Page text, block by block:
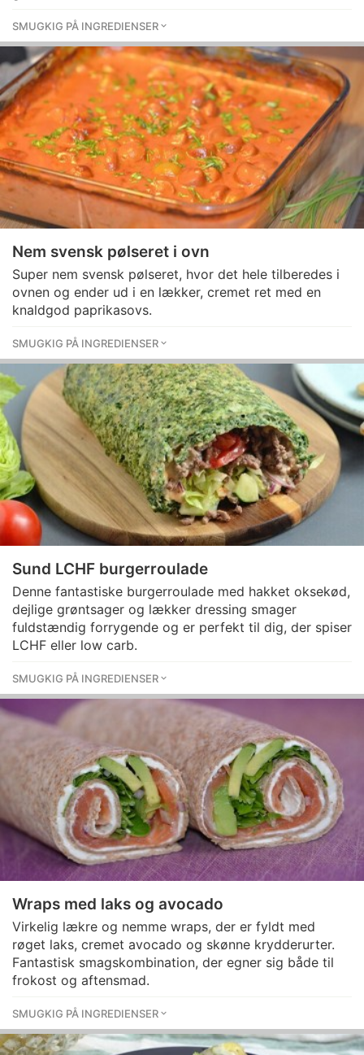
SMUGKIG PÅ INGREDIENSER
Nem svensk pølseret i ovn
Super nem svensk pølseret, hvor det hele tilberedes i
ovnen og ender ud i en lækker, cremet ret med en
knaldgod paprikasovs.
SMUGKIG PÅ INGREDIENSER
Sund LCHF burgerroulade
Denne fantastiske burgerroulade med hakket oksekød,
dejlige grøntsager og lækker dressing smager
fuldstændig forrygende og er perfekt til dig, der spiser
LCHF eller low carb.
SMUGKIG PÅ INGREDIENSER
Wraps med laks og avocado
Virkelig lækre og nemme wraps, der er fyldt med
røget laks, cremet avocado og skønne krydderurter.
Fantastisk smagskombination, der egner sig både til
frokost og aftensmad.
SMUGKIG PÅ INGREDIENSER